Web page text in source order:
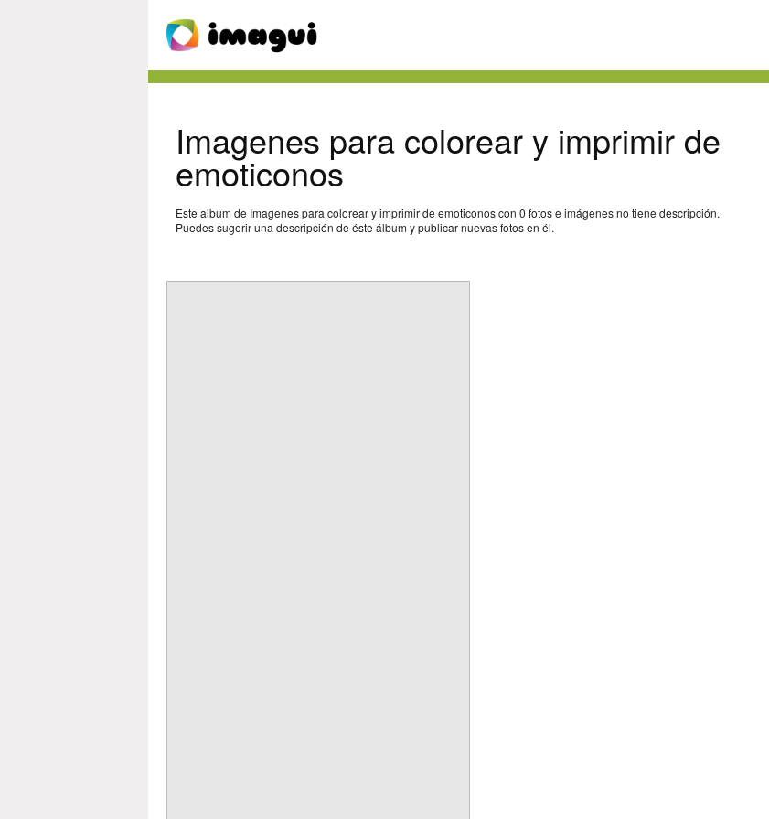
Imagenes para colorear y imprimir de
emoticonos
Este album de Imagenes para colorear y imprimir de emoticonos con 0 fotos e imágenes no tiene descripción.
Puedes sugerir una descripción de éste álbum y publicar nuevas fotos en él.